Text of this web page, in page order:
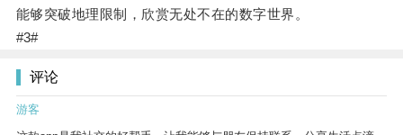
能够突破地理限制，欣赏无处不在的数字世界。
#3#
评论
游客